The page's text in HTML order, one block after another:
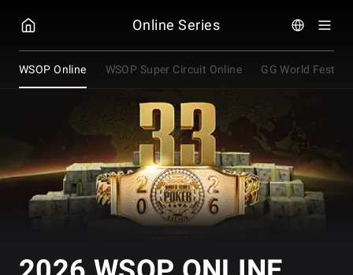
Online Series
WSOP Online WSOP Super Circuit Online GG World Festival